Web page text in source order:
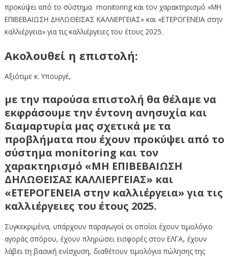
προκύψει από το σύστημα monitoring και τον χαρακτηρισμό «ΜΗ
ΕΠΙΒΕΒΑΙΩΣΗ ΔΗΛΩΘΕΙΣΑΣ ΚΑΛΛΙΕΡΓΕΙΑΣ» και «ΕΤΕΡΟΓΕΝΕΙΑ στην
καλλιέργεια» για τις καλλιέργειες του έτους 2025.
Ακολουθεί η επιστολή:
Αξιότιμε κ. Υπουργέ,
με την παρούσα επιστολή θα θέλαμε να
εκφράσουμε την έντονη ανησυχία και
διαμαρτυρία μας σχετικά με τα
προβλήματα που έχουν προκύψει από το
σύστημα monitoring και τον
χαρακτηρισμό «ΜΗ ΕΠΙΒΕΒΑΙΩΣΗ
ΔΗΛΩΘΕΙΣΑΣ ΚΑΛΛΙΕΡΓΕΙΑΣ» και
«ΕΤΕΡΟΓΕΝΕΙΑ στην καλλιέργεια» για τις
καλλιέργειες του έτους 2025.
Συγκεκριμένα, υπάρχουν παραγωγοί οι οποίοι έχουν τιμολόγιο
αγοράς σπόρου, έχουν πληρώσει εισφορές στον ΕΛΓΑ, έχουν
λάβει τη βασική ενίσχυση, διαθέτουν τιμολόγια πώλησης της